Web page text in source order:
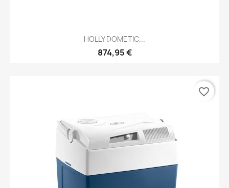
HOLLY DOMETIC...
874,95 €
favorite_border